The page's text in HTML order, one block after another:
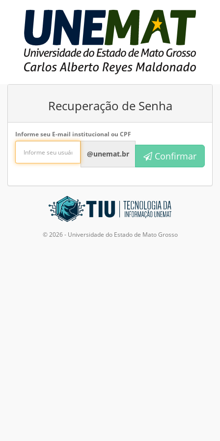
Recuperação de Senha
Informe seu E-mail institucional ou CPF
@unemat.br Confirmar
© 2026 - Universidade do Estado de Mato Grosso